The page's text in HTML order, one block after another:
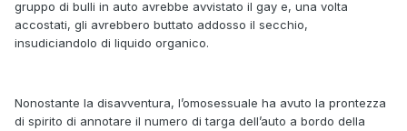
gruppo di bulli in auto avrebbe avvistato il gay e, una volta
accostati, gli avrebbero buttato addosso il secchio,
insudiciandolo di liquido organico.
Nonostante la disavventura, l’omosessuale ha avuto la prontezza
di spirito di annotare il numero di targa dell’auto a bordo della